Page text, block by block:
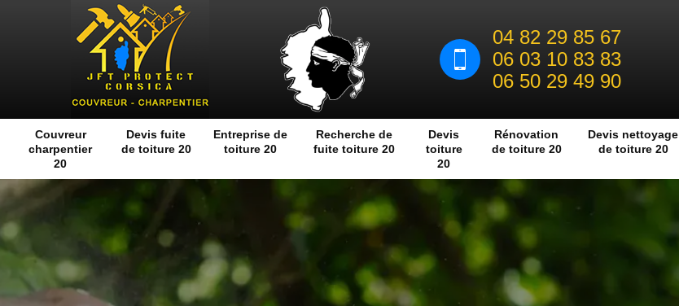
04 82 29 85 67
06 03 10 83 83
06 50 29 49 90
Couvreur
charpentier
20
Devis fuite
de toiture 20
Entreprise de
toiture 20
Recherche de
fuite toiture 20
Devis
toiture
20
Rénovation
de toiture 20
Devis nettoyage
de toiture 20